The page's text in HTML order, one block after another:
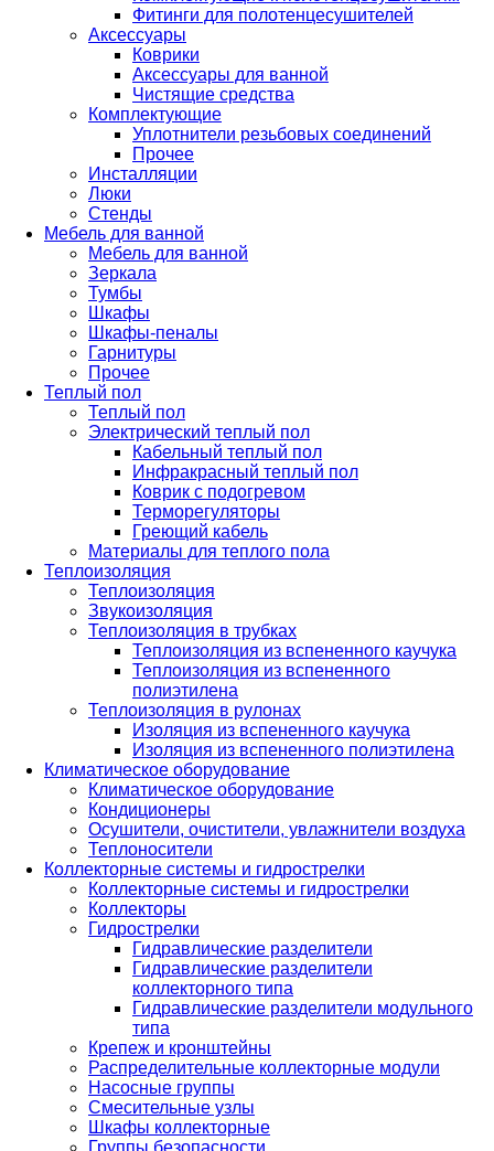
Фитинги для полотенцесушителей
Аксессуары
Коврики
Аксессуары для ванной
Чистящие средства
Комплектующие
Уплотнители резьбовых соединений
Прочее
Инсталляции
Люки
Стенды
Мебель для ванной
Мебель для ванной
Зеркала
Тумбы
Шкафы
Шкафы-пеналы
Гарнитуры
Прочее
Теплый пол
Теплый пол
Электрический теплый пол
Кабельный теплый пол
Инфракрасный теплый пол
Коврик с подогревом
Терморегуляторы
Греющий кабель
Материалы для теплого пола
Теплоизоляция
Теплоизоляция
Звукоизоляция
Теплоизоляция в трубках
Теплоизоляция из вспененного каучука
Теплоизоляция из вспененного
полиэтилена
Теплоизоляция в рулонах
Изоляция из вспененного каучука
Изоляция из вспененного полиэтилена
Климатическое оборудование
Климатическое оборудование
Кондиционеры
Осушители, очистители, увлажнители воздуха
Теплоносители
Коллекторные системы и гидрострелки
Коллекторные системы и гидрострелки
Коллекторы
Гидрострелки
Гидравлические разделители
Гидравлические разделители
коллекторного типа
Гидравлические разделители модульного
типа
Крепеж и кронштейны
Распределительные коллекторные модули
Насосные группы
Смесительные узлы
Шкафы коллекторные